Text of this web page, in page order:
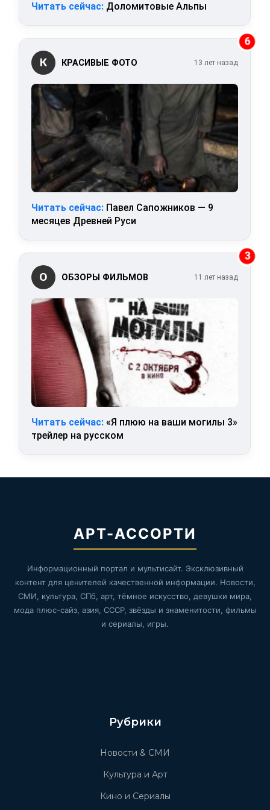
Читать сейчас: Доломитовые Альпы
6
К КРАСИВЫЕ ФОТО 13 лет назад
Читать сейчас: Павел Сапожников — 9
месяцев Древней Руси
3
О ОБЗОРЫ ФИЛЬМОВ 11 лет назад
Читать сейчас: «Я плюю на ваши могилы 3»
трейлер на русском
АРТ-АССОРТИ
Информационный портал и мультисайт. Эксклюзивный
контент для ценителей качественной информации. Новости,
СМИ, культура, СПб, арт, тёмное искусство, девушки мира,
мода плюс-сайз, азия, СССР, звёзды и знаменитости, фильмы
и сериалы, игры.
Рубрики
Новости & СМИ
Культура и Арт
Кино и Сериалы